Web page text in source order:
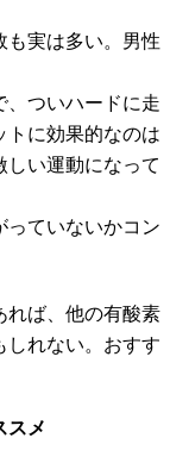
も実は多い。男性
、ついハードに走
トに効果的なのは
しい運動になって
っていないかコン
れば、他の有酸素
しれない。おすす
スメ